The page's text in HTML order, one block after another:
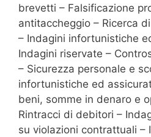
brevetti – Falsificazione
antitaccheggio – Ricerca
– Indagini infortunistiche
Indagini riservate –
– Sicurezza personale e
infortunistiche ed
beni, somme in denaro e
Rintracci di debitori –
su violazioni contrattuali –